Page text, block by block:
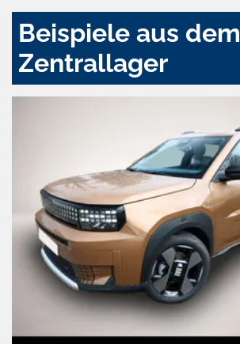
Beispiele aus dem
Zentrallager